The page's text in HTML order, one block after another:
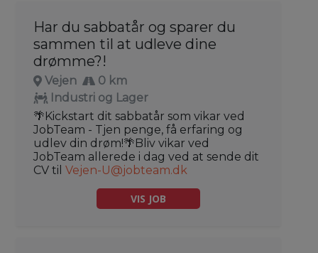
Har du sabbatår og sparer du
sammen til at udleve dine
drømme?!
Vejen
0 km
Industri og Lager
🌴Kickstart dit sabbatår som vikar ved
JobTeam - Tjen penge, få erfaring og
udlev din drøm!🌴Bliv vikar ved
JobTeam allerede i dag ved at sende dit
CV til Vejen-U@jobteam.dk
VIS JOB